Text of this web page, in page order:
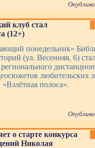
клуб стал
(12+)
понедельник»
(ул. Весенняя, 6)
любительских
полоса».
о старте конкурса
Николая